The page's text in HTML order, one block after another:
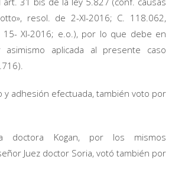
resol. de 2-XI-2016; C. 118.062,
15- XI-2016; e.o.), por lo que debe en
asimismo aplicada al presente caso
y adhesión efectuada, también voto por
doctora Kogan, por los mismos
Juez doctor Soria, votó también por